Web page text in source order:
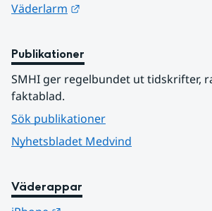
Väderlarm
Publikationer
SMHI ger regelbundet ut tidskrifter,
faktablad.
Sök publikationer
Nyhetsbladet Medvind
Väderappar